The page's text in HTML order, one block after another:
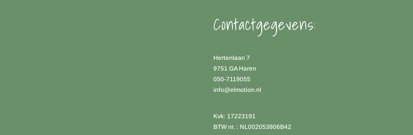
Contactgegevens:
Hertenlaan 7
9751 GA Haren
050-7119055
info@elmotion.nl
Kvk: 17223191
BTW nr. : NL002053806B42